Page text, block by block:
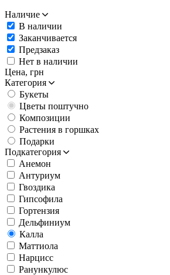
Наличие
В наличии
Заканчивается
Предзаказ
Нет в наличии
Цена, грн
Категория
Букеты
Цветы поштучно
Композиции
Растения в горшках
Подарки
Подкатегория
Анемон
Антуриум
Гвоздика
Гипсофила
Гортензия
Дельфиниум
Калла
Маттиола
Нарцисс
Ранункулюс